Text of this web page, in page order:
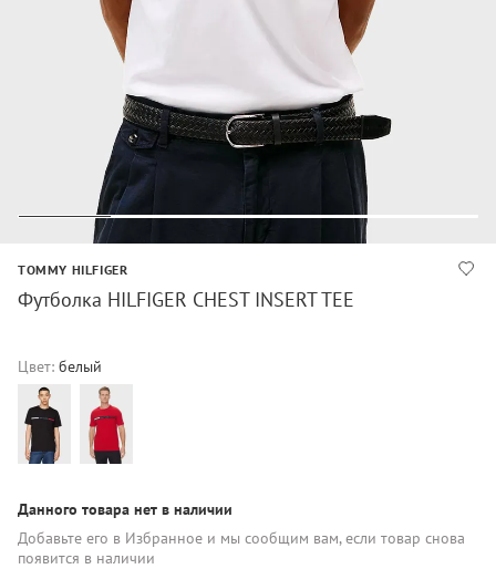
TOMMY HILFIGER
Футболка HILFIGER CHEST INSERT TEE
Цвет: белый
Данного товара нет в наличии
Добавьте его в Избранное и мы сообщим вам, если товар снова
появится в наличии